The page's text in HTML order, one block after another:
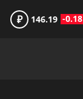
₽ 146.19 -0.18